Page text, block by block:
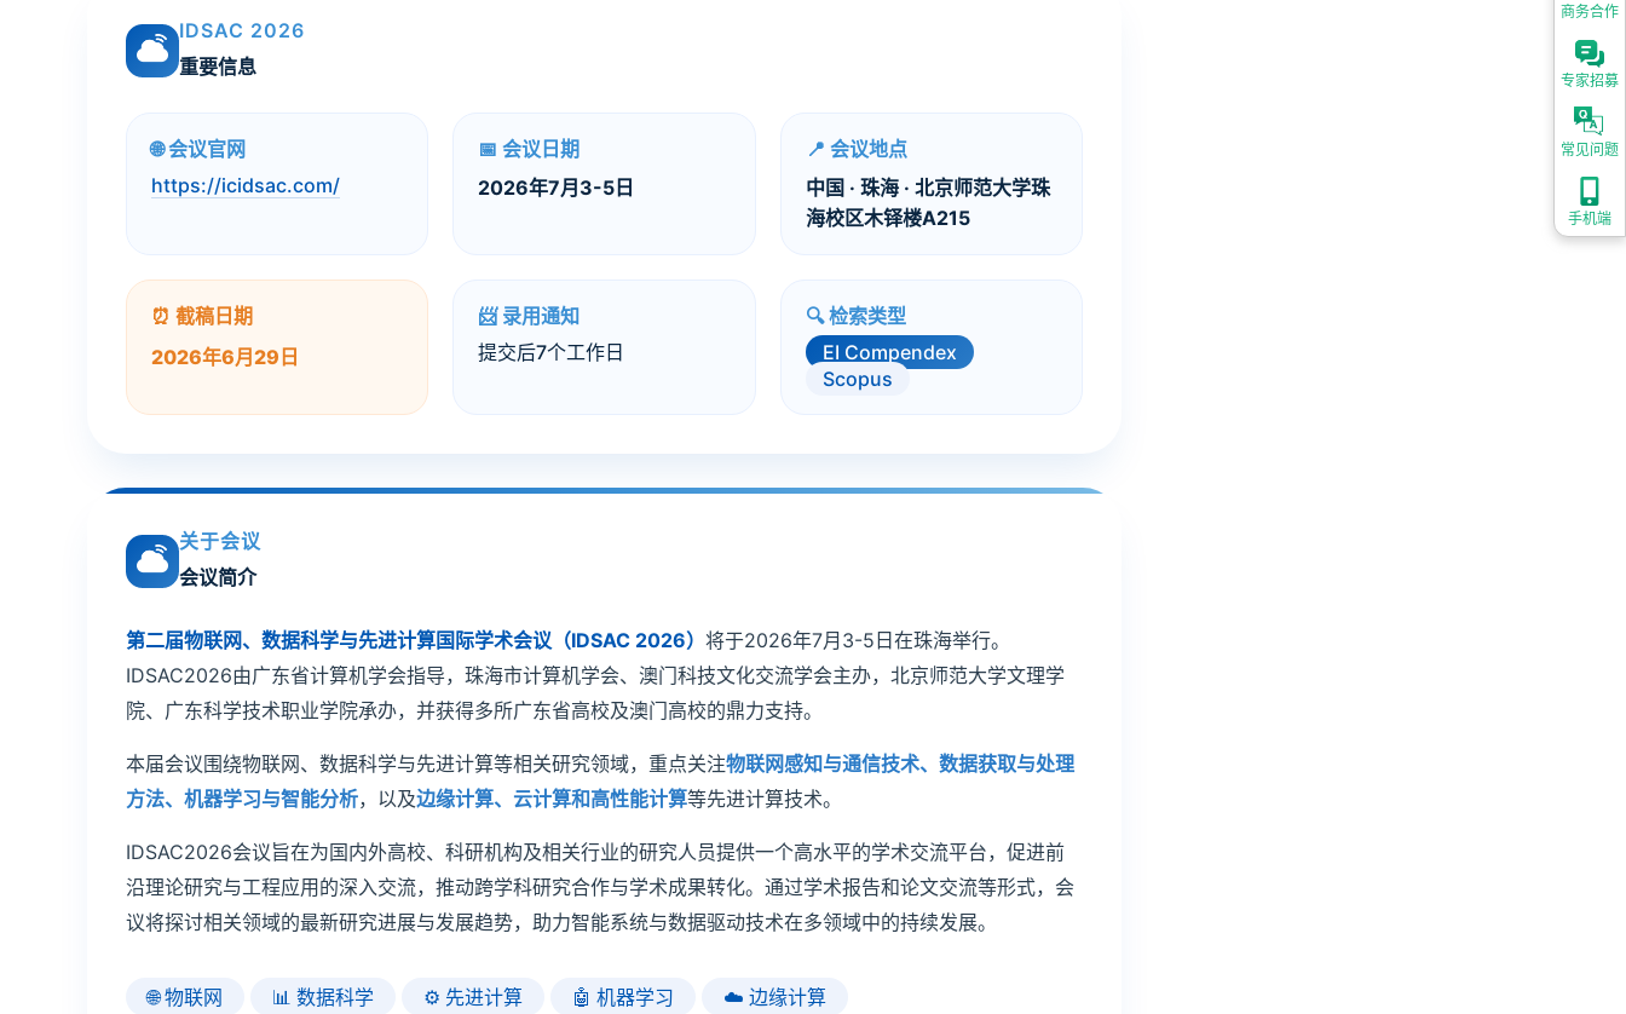
IDSAC 2026
重要信息
🌐 会议官网
https://icidsac.com/
📅 会议日期
2026年7月3-5日
📍 会议地点
中国 · 珠海 · 北京师范大学珠
海校区木铎楼A215
⏰ 截稿日期
2026年6月29日
📨 录用通知
提交后7个工作日
🔍 检索类型
EI Compendex
Scopus
关于会议
会议简介
第二届物联网、数据科学与先进计算国际学术会议（IDSAC 2026） 将于2026年7月3-5日在珠海举行。
IDSAC2026由广东省计算机学会指导，珠海市计算机学会、澳门科技文化交流学会主办，北京师范大学文理学
院、广东科学技术职业学院承办，并获得多所广东省高校及澳门高校的鼎力支持。
本届会议围绕物联网、数据科学与先进计算等相关研究领域，重点关注物联网感知与通信技术、数据获取与处理
方法、机器学习与智能分析，以及边缘计算、云计算和高性能计算等先进计算技术。
IDSAC2026会议旨在为国内外高校、科研机构及相关行业的研究人员提供一个高水平的学术交流平台，促进前
沿理论研究与工程应用的深入交流，推动跨学科研究合作与学术成果转化。通过学术报告和论文交流等形式，会
议将探讨相关领域的最新研究进展与发展趋势，助力智能系统与数据驱动技术在多领域中的持续发展。
🌐 物联网 📊 数据科学 ⚙️ 先进计算 🤖 机器学习 ☁️ 边缘计算
商务合作
专家招募
常见问题
手机端